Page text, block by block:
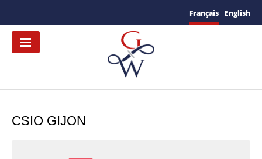
Français English
CSIO GIJON